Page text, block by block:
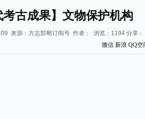
考古成果】文物保护机构
来源：方志邯郸订阅号 作者： 浏览： 1194 分享：
微信 新浪 QQ空